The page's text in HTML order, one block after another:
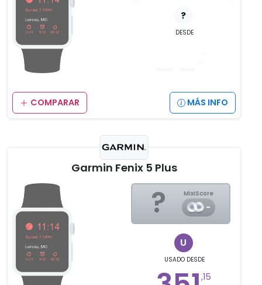
?
DESDE
COMPARAR MÁS INFO
Garmin Fenix 5 Plus
? MixiScore
-
U
USADO DESDE
,15